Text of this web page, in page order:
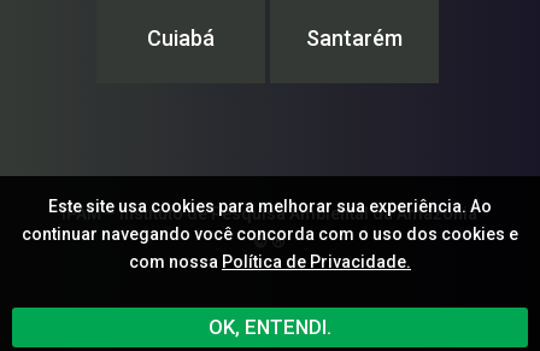
Cuiabá Santarém
IPAM – Instituto de Pesquisa Ambiental da Amazônia
© ®
Este site usa cookies para melhorar sua experiência. Ao
continuar navegando você concorda com o uso dos cookies e
com nossa Política de Privacidade.
OK, ENTENDI.